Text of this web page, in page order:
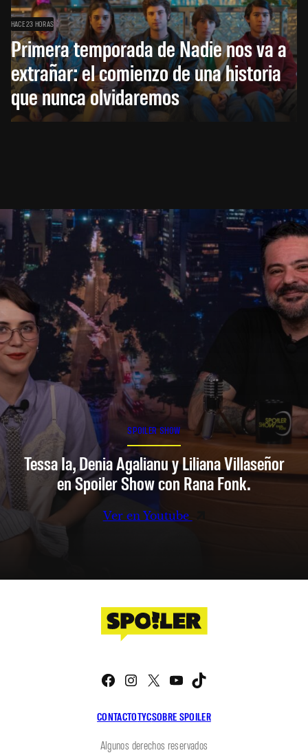
HACE 23 HORAS
Primera temporada de Nadie nos va a
extrañar: el comienzo de una historia
que nunca olvidaremos
SPOILER SHOW
Tessa Ia, Denia Agalianu y Liliana Villaseñor
en Spoiler Show con Rana Fonk.
Ver en Youtube
CONTACTOTYCSOBRE SPOILER
Facebook
Instagram
X YouTube
Algunos derechos reservados